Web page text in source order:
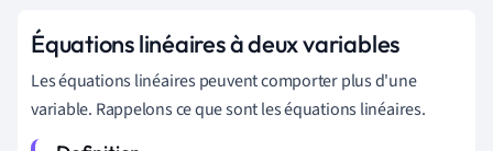
Équations linéaires à deux variables
Les équations linéaires peuvent comporter plus d'une
variable. Rappelons ce que sont les équations linéaires.